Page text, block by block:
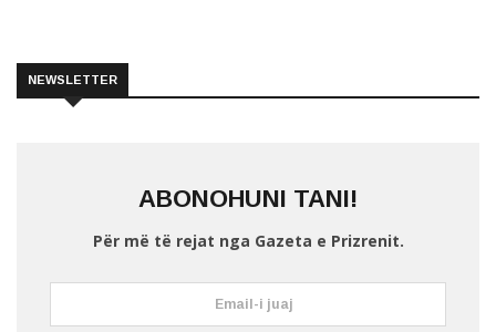
NEWSLETTER
ABONOHUNI TANI!
Për më të rejat nga Gazeta e Prizrenit.